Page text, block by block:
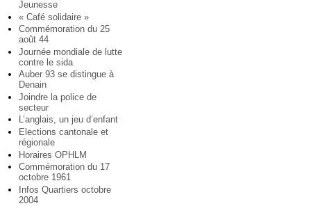
Jeunesse
« Café solidaire »
Commémoration du 25
août 44
Journée mondiale de lutte
contre le sida
Auber 93 se distingue à
Denain
Joindre la police de
secteur
L’anglais, un jeu d’enfant
Elections cantonale et
régionale
Horaires OPHLM
Commémoration du 17
octobre 1961
Infos Quartiers octobre
2004